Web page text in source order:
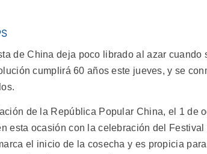
de China deja poco librado al azar cuando
cumplirá 60 años este jueves, y se
de la República Popular China, el 1 de
esta ocasión con la celebración del Festival
el inicio de la cosecha y es propicia para